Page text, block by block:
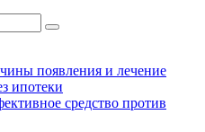
появления и лечение
ипотеки
средство против